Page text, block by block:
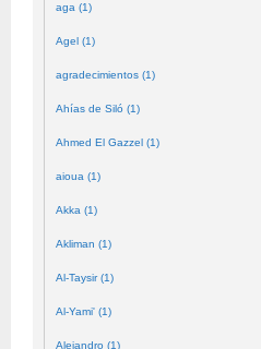
aga (1)
Agel (1)
agradecimientos (1)
Ahías de Siló (1)
Ahmed El Gazzel (1)
aioua (1)
Akka (1)
Akliman (1)
Al-Taysir (1)
Al-Yami' (1)
Alejandro (1)